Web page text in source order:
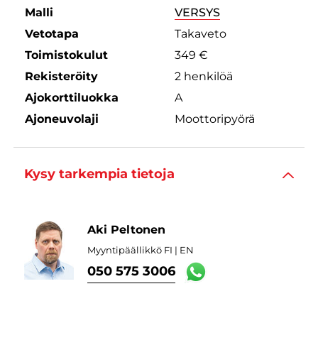
Malli
VERSYS
Vetotapa
Takaveto
Toimistokulut
349 €
Rekisteröity
2 henkilöä
Ajokorttiluokka
A
Ajoneuvolaji
Moottoripyörä
Kysy tarkempia tietoja
Aki Peltonen
Myyntipäällikkö FI | EN
050 575 3006